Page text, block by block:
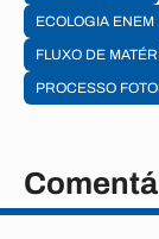
ECOLOGIA ENEM
FLUXO DE
PROCESSO